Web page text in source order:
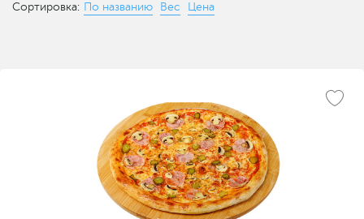
Сортировка: По названию Вес Цена